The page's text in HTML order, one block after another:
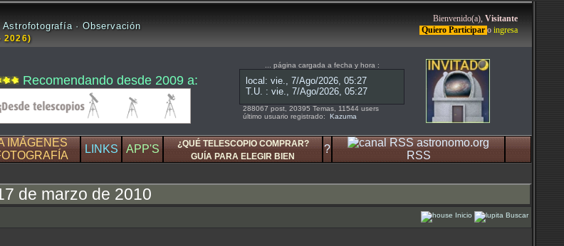
· Observación
2026)
Bienvenido(a), Visitante
Quiero Participar o ingresa
Recomendando desde 2009 a:
... página cargada a fecha y hora :
288067 post, 20395 Temas, 11544 users
último usuario registrado: Kazuma
IMÁGENES
LINKS APP'S
¿QUÉ TELESCOPIO COMPRAR?
GUÍA PARA ELEGIR BIEN
?
RSS
de marzo de 2010
Inicio Buscar